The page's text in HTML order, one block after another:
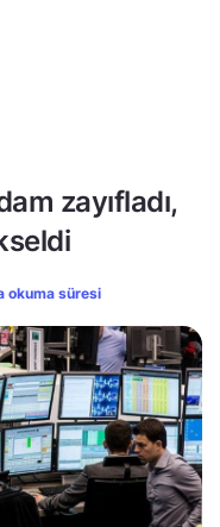
zayıfladı,
okuma süresi